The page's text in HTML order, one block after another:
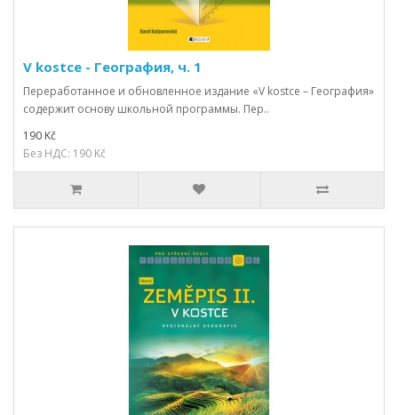
V kostce - География, ч. 1
Переработанное и обновленное издание «V kostce – География»
содержит основу школьной программы. Пер..
190 Kč
Без НДС: 190 Kč